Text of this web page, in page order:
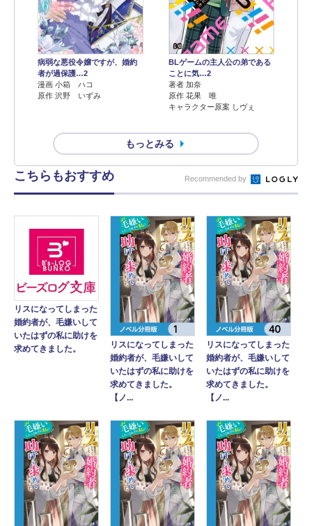
病弱な悪役令嬢ですが、婚約
者が過保護…2
漫画 小箱 ハコ
原作 沢野 いずみ
BLゲームの主人公の弟である
ことに気…2
著者 加奈
原作 花果 唯
キャラクター原案 しヴぇ
もっとみる
こちらもおすすめ Recommended by
リスになってしまった
婚約者が、毛嫌いして
いたはずの私に助けを
求めてきました。
リスになってしまった
婚約者が、毛嫌いして
いたはずの私に助けを
求めてきました。
【ノ...
リスになってしまった
婚約者が、毛嫌いして
いたはずの私に助けを
求めてきました。
【ノ...